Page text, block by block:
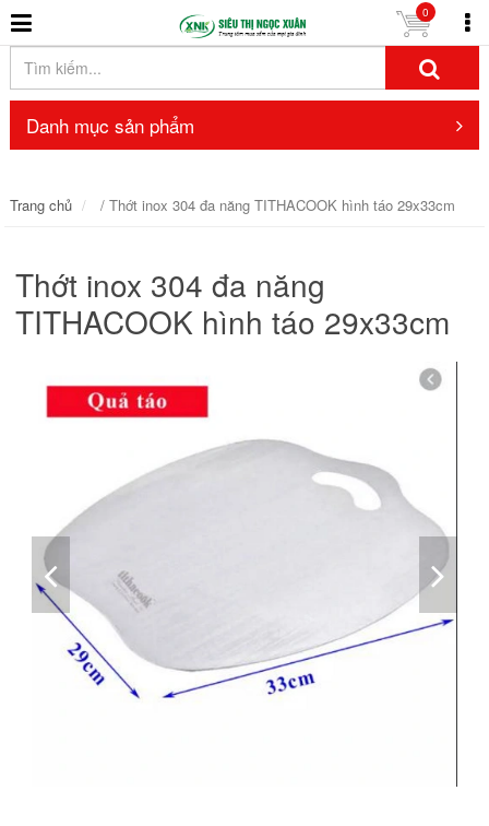
0
Danh mục sản phẩm
Trang chủ / Thớt inox 304 đa năng TITHACOOK hình táo 29x33cm
Thớt inox 304 đa năng
TITHACOOK hình táo 29x33cm